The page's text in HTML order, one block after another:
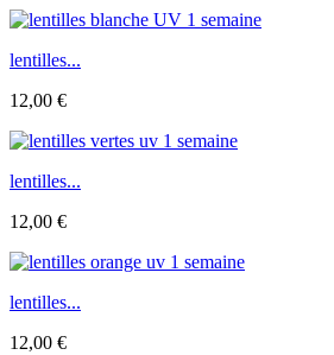
lentilles...
12,00 €
lentilles...
12,00 €
lentilles...
12,00 €